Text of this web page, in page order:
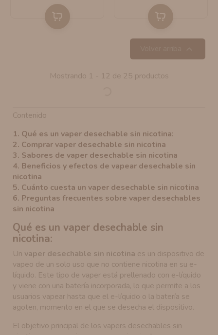
Mostrando 1 - 12 de 25 productos
Contenido
1. Qué es un vaper desechable sin nicotina:
2. Comprar vaper desechable sin nicotina
3. Sabores de vaper desechable sin nicotina
4. Beneficios y efectos de vapear desechable sin
nicotina
5. Cuánto cuesta un vaper desechable sin nicotina
6. Preguntas frecuentes sobre vaper desechables
sin nicotina
Qué es un vaper desechable sin
nicotina:
Un vaper desechable sin nicotina es un dispositivo de
vapeo de un solo uso que no contiene nicotina en su e-
líquido. Este tipo de vaper está prellenado con e-líquido
y viene con una batería incorporada, lo que permite a los
usuarios vapear hasta que el e-líquido o la batería se
agoten, momento en el que se desecha el dispositivo.
El objetivo principal de los vapers desechables sin